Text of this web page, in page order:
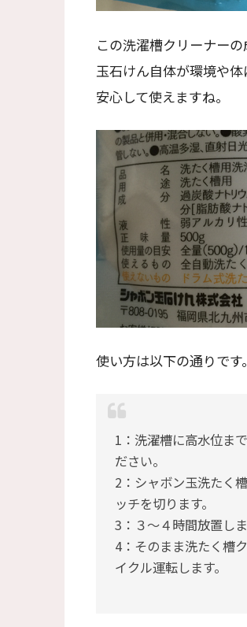
この洗濯槽クリーナー
玉石けん自体が環境や
安心して使えますね。
使い方は以下の通りです
1：洗濯槽に高水位ま
ださい。
2：シャボン玉洗たく
ッチを切ります。
3：３～４時間放置しま
4：そのまま洗たく槽
イクル運転します。